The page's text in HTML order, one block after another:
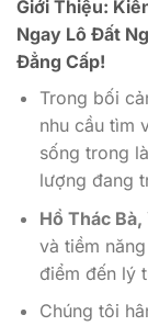
Giới Thiệu:
Ngay Lô Đất
Đẳng Cấp!
Trong bối
nhu cầu tìm
sống trong
lượng đang
Hồ Thác Bà,
và tiềm
điểm đến lý
Chúng tôi